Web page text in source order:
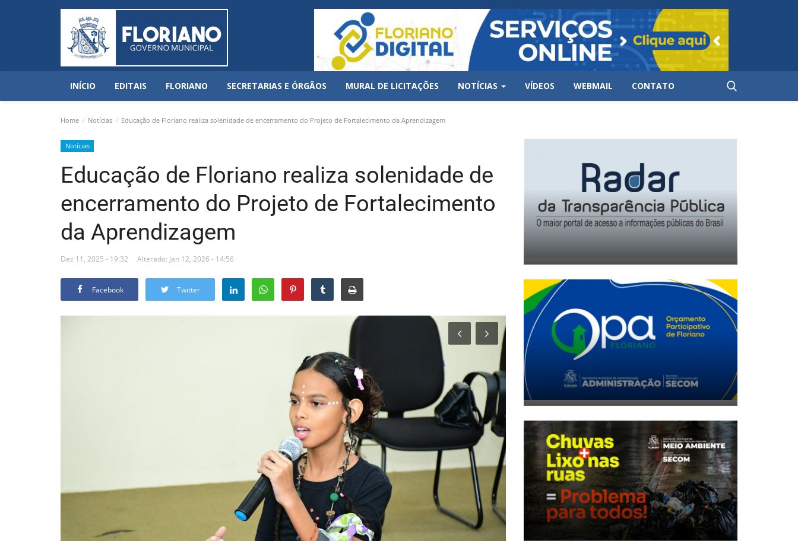
INÍCIO EDITAIS FLORIANO SECRETARIAS E ÓRGÃOS MURAL DE LICITAÇÕES NOTÍCIAS VÍDEOS WEBMAIL CONTATO
Home Notícias Educação de Floriano realiza solenidade de encerramento do Projeto de Fortalecimento da Aprendizagem
Notícias
Educação de Floriano realiza solenidade de
encerramento do Projeto de Fortalecimento
da Aprendizagem
Dez 11, 2025 - 19:32 Alterado: Jan 12, 2026 - 14:56
Facebook Twitter